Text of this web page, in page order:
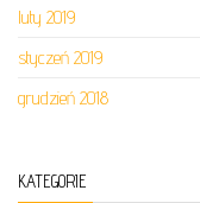
luty 2019
styczeń 2019
grudzień 2018
KATEGORIE